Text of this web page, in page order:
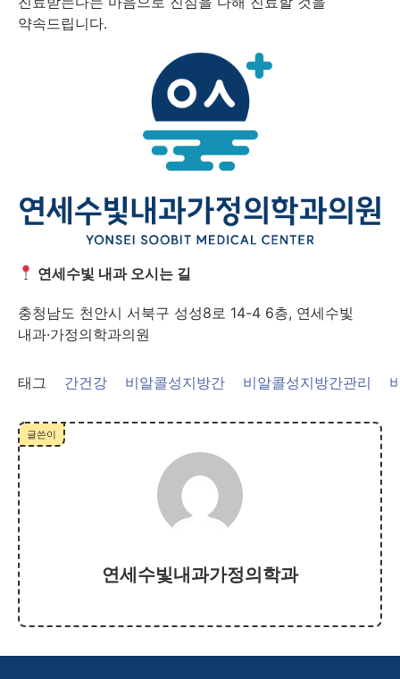
약속드립니다.
연세수빛 내과 오시는 길
충청남도 천안시 서북구 성성8로 14-4 6층, 연세수빛
내과·가정의학과의원
태그 간건강 비알콜성지방간 비알콜성지방간관리
글쓴이
연세수빛내과가정의학과